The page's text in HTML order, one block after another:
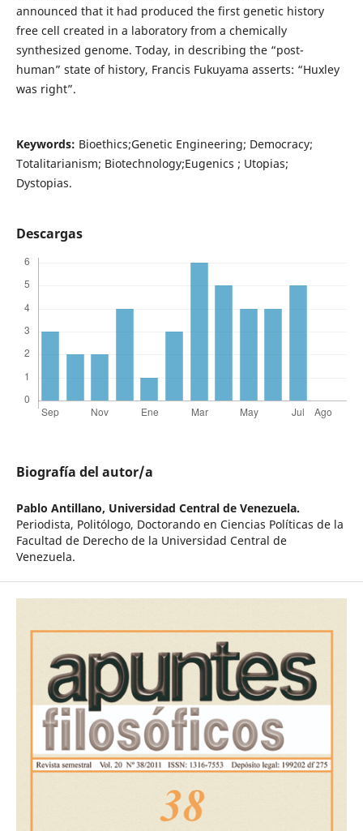
announced that it had produced the first genetic history
free cell created in a laboratory from a chemically
synthesized genome. Today, in describing the “post-
human” state of history, Francis Fukuyama asserts: “Huxley
was right”.
Keywords: Bioethics;Genetic Engineering; Democracy;
Totalitarianism; Biotechnology;Eugenics ; Utopias;
Dystopias.
Descargas
Biografía del autor/a
Pablo Antillano, Universidad Central de Venezuela.
Periodista, Politólogo, Doctorando en Ciencias Políticas de la
Facultad de Derecho de la Universidad Central de
Venezuela.